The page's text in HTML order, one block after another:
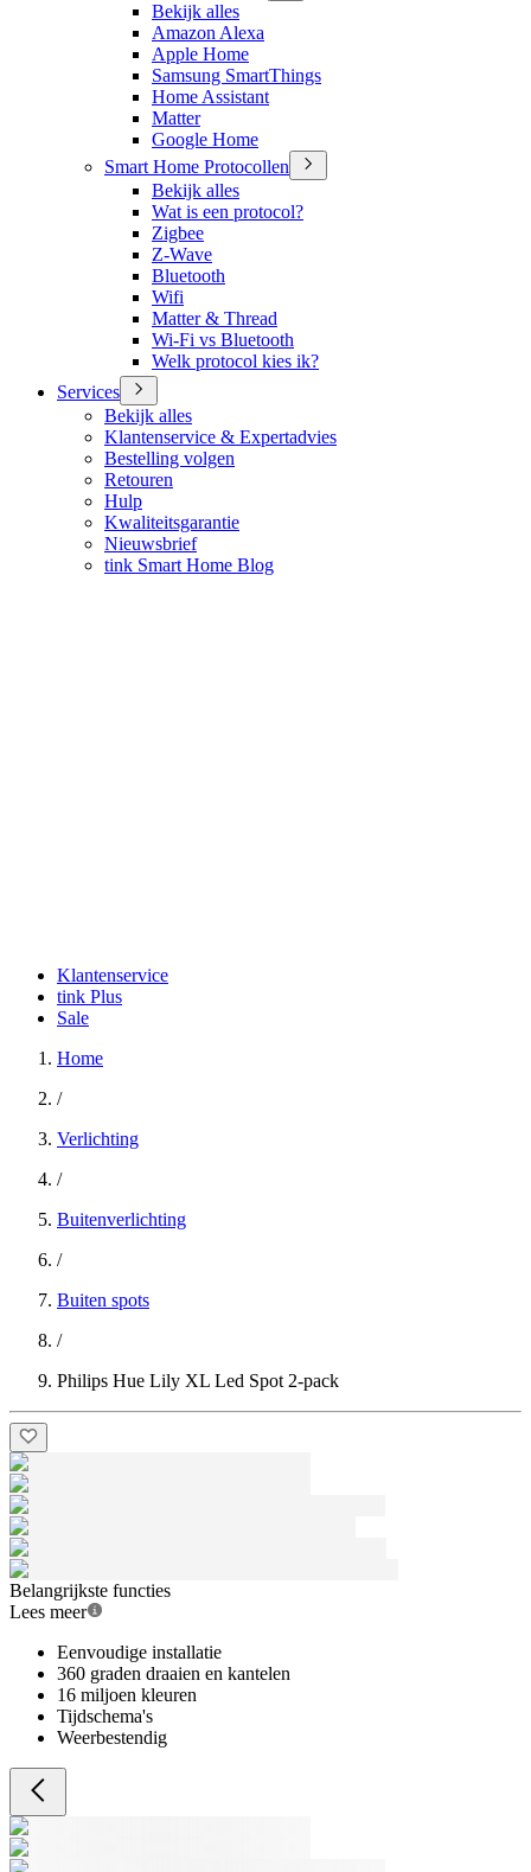
Bekijk alles
Amazon Alexa
Apple Home
Samsung SmartThings
Home Assistant
Matter
Google Home
Smart Home Protocollen
Bekijk alles
Wat is een protocol?
Zigbee
Z-Wave
Bluetooth
Wifi
Matter & Thread
Wi-Fi vs Bluetooth
Welk protocol kies ik?
Services
Bekijk alles
Klantenservice & Expertadvies
Bestelling volgen
Retouren
Hulp
Kwaliteitsgarantie
Nieuwsbrief
tink Smart Home Blog
Klantenservice
tink Plus
Sale
Home
/
Verlichting
/
Buitenverlichting
/
Buiten spots
/
Philips Hue Lily XL Led Spot 2-pack
Belangrijkste functies
Lees meer
Eenvoudige installatie
360 graden draaien en kantelen
16 miljoen kleuren
Tijdschema's
Weerbestendig